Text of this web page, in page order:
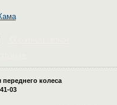
колеса
03